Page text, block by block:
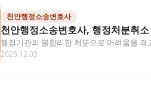
천안행정소송변호사
천안행정소송변호사, 행정처분취
행정기관의 불합리한 처분으로 어려움을
울 수 있습니다. 복잡한 행…
2025.12.03